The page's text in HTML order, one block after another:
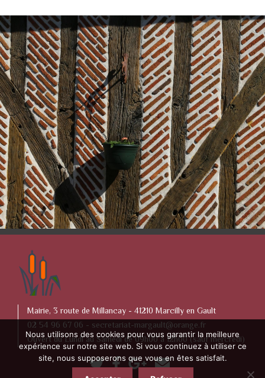
Mairie, 3 route de Millancay - 41210 Marcilly en Gault
02 54 96 67 06 - secretariat-margault@orange.fr
Ouvert du Lundi au Samedi de 09h00 à 12h00 (sauf mercredi)
Nous utilisons des cookies pour vous garantir la meilleure
expérience sur notre site web. Si vous continuez à utiliser ce
site, nous supposerons que vous en êtes satisfait.